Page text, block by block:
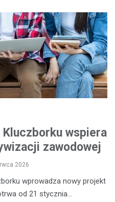
wspiera
zawodowej
2026
wprowadza nowy projekt
od 21 stycznia…